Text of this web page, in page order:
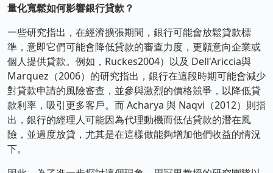
量化寬鬆如何影響銀行貸款？
一些研究指出，在經濟擴張期間，銀行可能會放鬆貸款標
準，意即它們可能會降低貸款的審查力度，更願意向企業或
個人提供貸款。例如，Ruckes2004）以及 Dell'Ariccia與
Marquez（2006）的研究指出，銀行在這段時期可能會減少
對貸款申請的風險審查，並參與激烈的價格競爭，以降低貸
款利率，吸引更多客戶。而 Acharya 與 Naqvi（2012）則指
出，銀行的經理人可能因為代理動機而低估貸款的潛在風
險，並過度放貸，尤其是在這樣做能夠增加他們收益的情況
下。